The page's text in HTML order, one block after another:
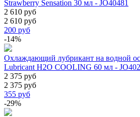
Strawberry Sensation 30 мл - JO40481
2 610 руб
2 610 руб
200 руб
-14%
Охлаждающий лубрикант на водной
Lubricant H2O COOLING 60 мл -
2 375 руб
2 375 руб
355 руб
-29%